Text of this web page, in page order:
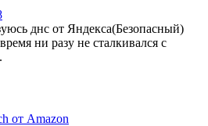
днс от Яндекса(Безопасный)
ни разу не сталкивался с
от Amazon